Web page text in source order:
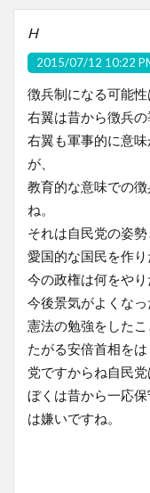
H
2015/07/12 10:22
徴兵制になる可能性
右翼は昔から徴兵の
右翼も軍事的に意
が、
教育的な意味での
ね。
それは自民党の姿勢
愛国的な国民を作
今の政権は何をやり
今後景気がよくなっ
憲法の勉強をした
たがる安倍首相を
党ですからね自民党
ぼくは昔から一応
は嫌いですね。